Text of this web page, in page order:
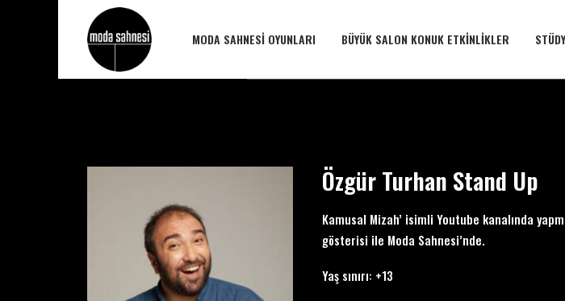
MODA SAHNESI OYUNLARI BÜYÜK SALON KONUK ETKINLIKLER
Özgür Turhan Stand Up
Kamusal Mizah’ isimli Youtube kanalında
gösterisi ile Moda Sahnesi’nde.
Yaş sınırı: +13